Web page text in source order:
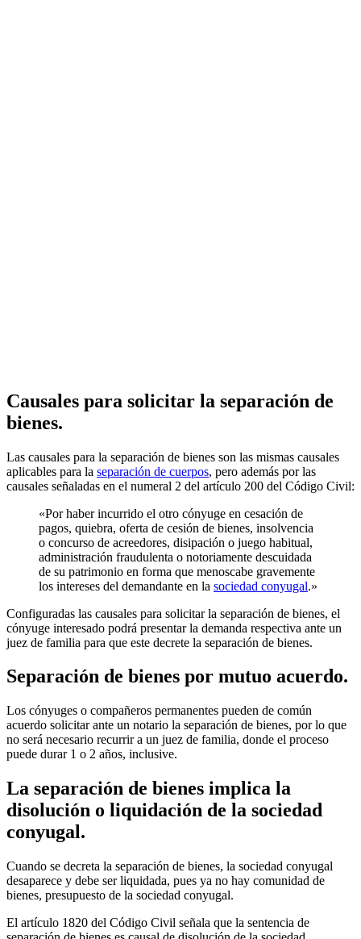
Causales para solicitar la separación de
bienes.
Las causales para la separación de bienes son las mismas causales
aplicables para la separación de cuerpos, pero además por las
causales señaladas en el numeral 2 del artículo 200 del Código Civil:
«Por haber incurrido el otro cónyuge en cesación de
pagos, quiebra, oferta de cesión de bienes, insolvencia
o concurso de acreedores, disipación o juego habitual,
administración fraudulenta o notoriamente descuidada
de su patrimonio en forma que menoscabe gravemente
los intereses del demandante en la sociedad conyugal.»
Configuradas las causales para solicitar la separación de bienes, el
cónyuge interesado podrá presentar la demanda respectiva ante un
juez de familia para que este decrete la separación de bienes.
Separación de bienes por mutuo acuerdo.
Los cónyuges o compañeros permanentes pueden de común
acuerdo solicitar ante un notario la separación de bienes, por lo que
no será necesario recurrir a un juez de familia, donde el proceso
puede durar 1 o 2 años, inclusive.
La separación de bienes implica la
disolución o liquidación de la sociedad
conyugal.
Cuando se decreta la separación de bienes, la sociedad conyugal
desaparece y debe ser liquidada, pues ya no hay comunidad de
bienes, presupuesto de la sociedad conyugal.
El artículo 1820 del Código Civil señala que la sentencia de